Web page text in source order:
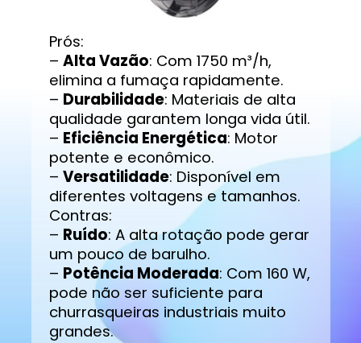
Prós:
– Alta Vazão: Com 1750 m³/h,
elimina a fumaça rapidamente.
– Durabilidade: Materiais de alta
qualidade garantem longa vida útil.
– Eficiência Energética: Motor
potente e econômico.
– Versatilidade: Disponível em
diferentes voltagens e tamanhos.
Contras:
– Ruído: A alta rotação pode gerar
um pouco de barulho.
– Potência Moderada: Com 160 W,
pode não ser suficiente para
churrasqueiras industriais muito
grandes.